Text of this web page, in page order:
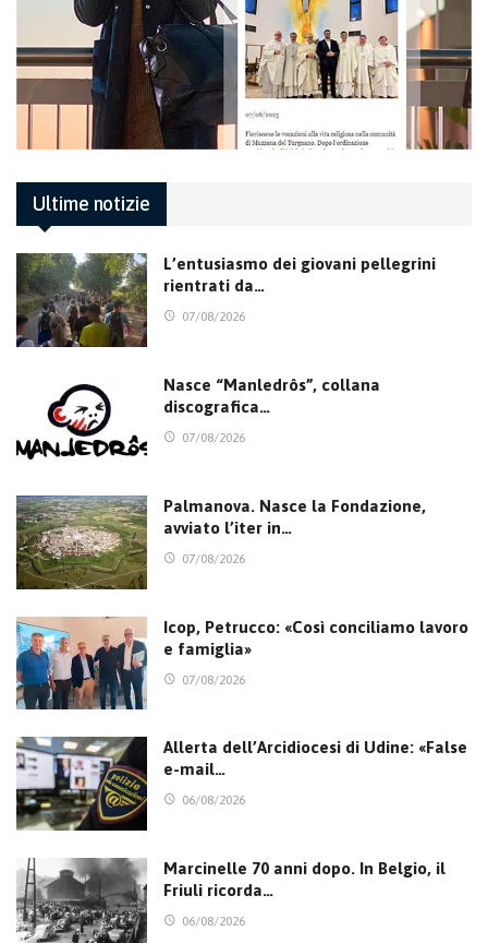
Ultime notizie
L’entusiasmo dei giovani pellegrini
rientrati da…
07/08/2026
Nasce “Manledrôs”, collana
discografica…
07/08/2026
Palmanova. Nasce la Fondazione,
avviato l’iter in…
07/08/2026
Icop, Petrucco: «Così conciliamo lavoro
e famiglia»
07/08/2026
Allerta dell’Arcidiocesi di Udine: «False
e-mail…
06/08/2026
Marcinelle 70 anni dopo. In Belgio, il
Friuli ricorda…
06/08/2026